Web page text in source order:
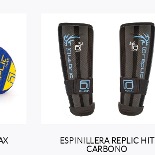
ESPINILLERA REPLIC HIT
CARBONO